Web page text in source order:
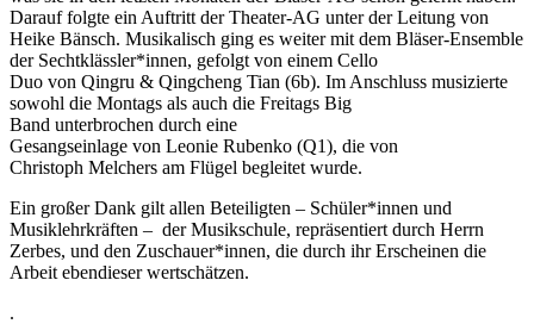
Darauf folgte ein Auftritt der Theater-AG unter der Leitung von
Heike Bänsch. Musikalisch ging es weiter mit dem Bläser-Ensemble
der Sechtklässler*innen, gefolgt von einem Cello
Duo von Qingru & Qingcheng Tian (6b). Im Anschluss musizierte
sowohl die Montags als auch die Freitags Big
Band unterbrochen durch eine
Gesangseinlage von Leonie Rubenko (Q1), die von
Christoph Melchers am Flügel begleitet wurde.
Ein großer Dank gilt allen Beteiligten – Schüler*innen und
Musiklehrkräften – der Musikschule, repräsentiert durch Herrn
Zerbes, und den Zuschauer*innen, die durch ihr Erscheinen die
Arbeit ebendieser wertschätzen.
.